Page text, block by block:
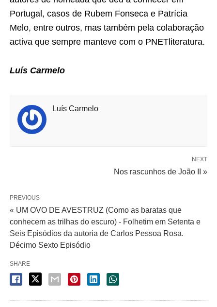
Portugal, casos de Rubem Fonseca e Patrícia
Melo, entre outros, mas também pela colaboração
activa que sempre manteve com o PNETliteratura.
Luís Carmelo
Luís Carmelo
NEXT
Nos rascunhos de João II »
PREVIOUS
« UM OVO DE AVESTRUZ (Como as baratas que
conhecem as trilhas do escuro) - Folhetim em Setenta e
Seis Episódios da autoria de Carlos Pessoa Rosa.
Décimo Sexto Episódio
SHARE